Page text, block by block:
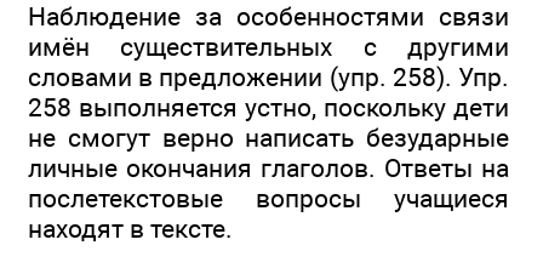
Наблюдение за особенностями связи
имён существительных с другими
словами в предложении (упр. 258). Упр.
258 выполняется устно, поскольку дети
не смогут верно написать безударные
личные окончания глаголов. Ответы на
послетекстовые вопросы учащиеся
находят в тексте.